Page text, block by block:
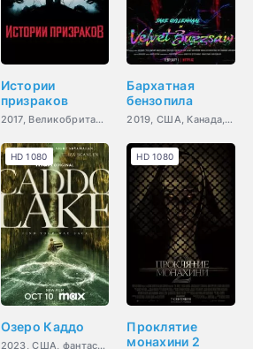
Истории
призраков
2017, Великобритания, драма,
Бархатная
бензопила
2019, США, Канада, ужасы,
Озеро Каддо
2023, США, фантастика
HD 1080
Проклятие
монахини 2
HD 1080